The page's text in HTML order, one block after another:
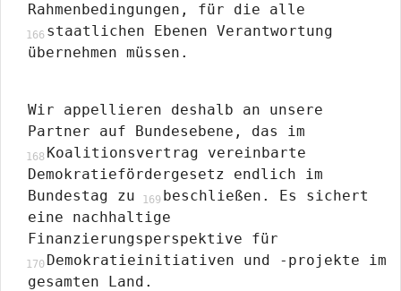
Rahmenbedingungen, für die alle
staatlichen Ebenen Verantwortung
übernehmen müssen.
Wir appellieren deshalb an unsere
Partner auf Bundesebene, das im
Koalitionsvertrag vereinbarte
Demokratiefördergesetz endlich im
Bundestag zu
beschließen. Es sichert
eine nachhaltige
Finanzierungsperspektive für
Demokratieinitiativen und -projekte im
gesamten Land.